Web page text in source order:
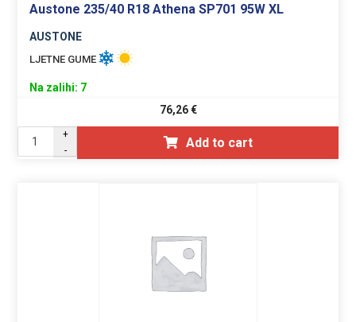
Austone 235/40 R18 Athena SP701 95W XL
AUSTONE
LJETNE GUME
Na zalihi: 7
76,26€
+
-
Add to cart